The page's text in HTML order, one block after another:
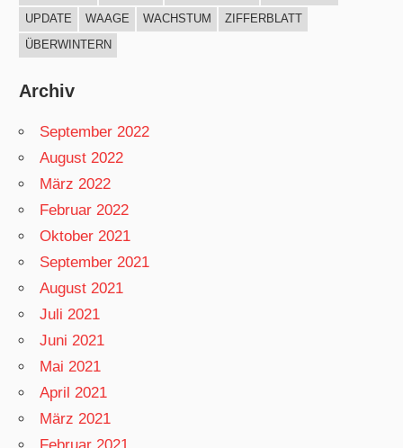
UPDATE
WAAGE WACHSTUM
ZIFFERBLATT
ÜBERWINTERN
Archiv
September 2022
August 2022
März 2022
Februar 2022
Oktober 2021
September 2021
August 2021
Juli 2021
Juni 2021
Mai 2021
April 2021
März 2021